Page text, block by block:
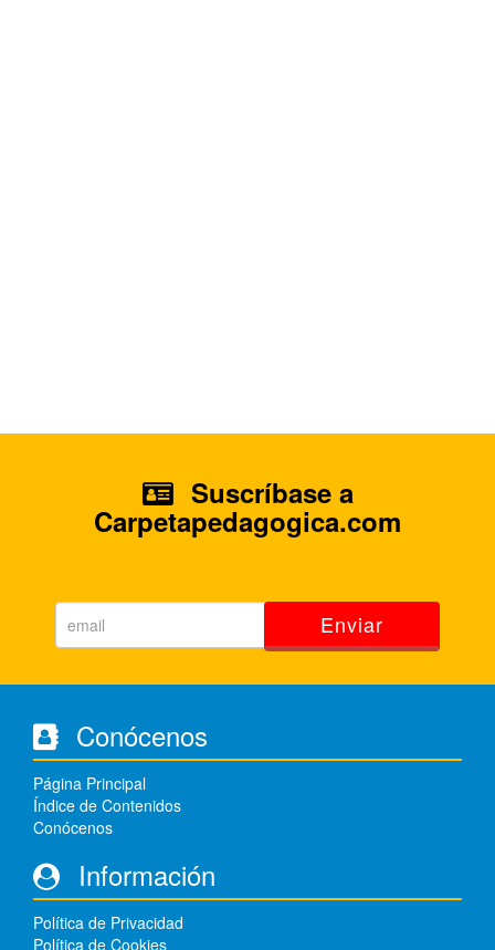
Suscríbase a
Carpetapedagogica.com
Enviar
Conócenos
Página Principal
Índice de Contenidos
Conócenos
Información
Política de Privacidad
Política de Cookies